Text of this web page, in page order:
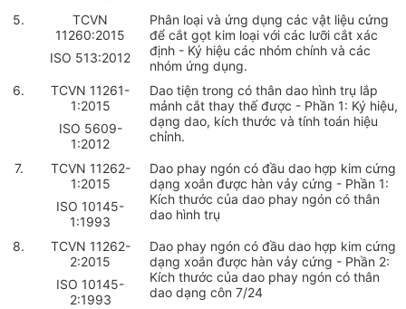
5.
TCVN
11260:2015
ISO 513:2012
Phân loại và ứng dụng các vật liệu cứng
đểcắt gọt kim loại với các lưỡi cắt xác
định - Ký hiệu các nhóm chính và các
nhóm ứng dụng.
6.
TCVN 11261-
1:2015
ISO 5609-
1:2012
Dao tiện trong có thân dao hình trụ lắp
mảnh cắt thay thế được - Phần 1: Ký hiệu,
dạng dao, kích thước và tính toán hiệu
chỉnh.
7.
TCVN 11262-
1:2015
ISO 10145-
1:1993
Dao phay ngón có đầu dao hợp kim cứng
dạng xoắn được hàn vảy cứng - Phần 1:
Kích thước của dao phay ngón có thân
dao hình trụ
8.
TCVN 11262-
2:2015
ISO 10145-
2:1993
Dao phay ngón có đầu dao hợp kim cứng
dạng xoắn được hàn vảy cứng - Phần 2:
Kích thước của dao phay ngón có thân
dao dạng côn 7/24